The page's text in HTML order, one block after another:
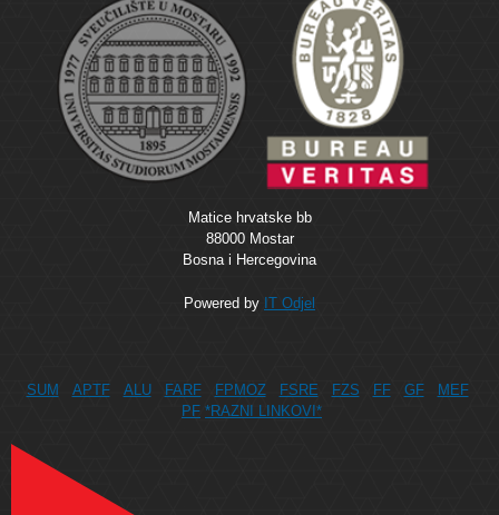
Matice hrvatske bb
88000 Mostar
Bosna i Hercegovina
Powered by IT Odjel
SUM APTF ALU FARF FPMOZ FSRE FZS FF GF
MEF
PF *RAZNI LINKOVI*